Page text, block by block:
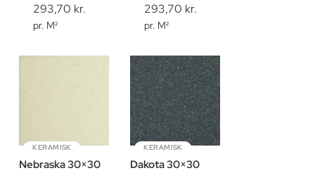
293,70 kr.
pr. M²
293,70 kr.
pr. M²
KERAMISK
Nebraska 30×30
KERAMISK
Dakota 30×30